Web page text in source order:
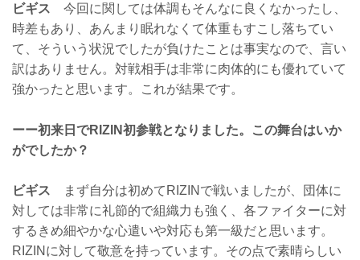
ビギス 今回に関しては体調もそんなに良くなかったし、
時差もあり、あんまり眠れなくて体重もすこし落ちてい
て、そういう状況でしたが負けたことは事実なので、言い
訳はありません。対戦相手は非常に肉体的にも優れていて
強かったと思います。これが結果です。
ーー初来日でRIZIN初参戦となりました。この舞台はいか
がでしたか？
ビギス まず自分は初めてRIZINで戦いましたが、団体に
対しては非常に礼節的で組織力も強く、各ファイターに対
するきめ細やかな心遣いや対応も第一級だと思います。
RIZINに対して敬意を持っています。その点で素晴らしい